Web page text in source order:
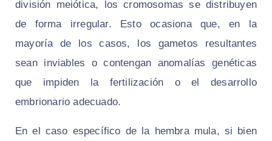
división meiótica, los cromosomas se distribuyen
de forma irregular. Esto ocasiona que, en la
mayoría de los casos, los gametos resultantes
sean inviables o contengan anomalías genéticas
que impiden la fertilización o el desarrollo
embrionario adecuado.
En el caso específico de la hembra mula, si bien